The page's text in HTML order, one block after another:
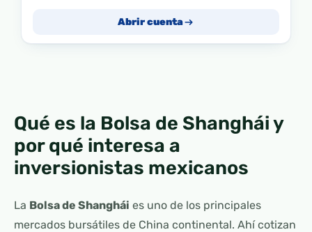
Abrir cuenta
Qué es la Bolsa de Shanghái y
por qué interesa a
inversionistas mexicanos
La Bolsa de Shanghái es uno de los principales
mercados bursátiles de China continental. Ahí cotizan